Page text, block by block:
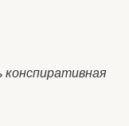
конспиративная